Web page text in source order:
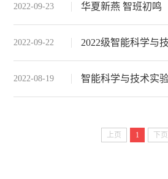
2022-09-23 华夏新燕 智班初鸣
2022-09-22
2022-08-19
上页 1 下页